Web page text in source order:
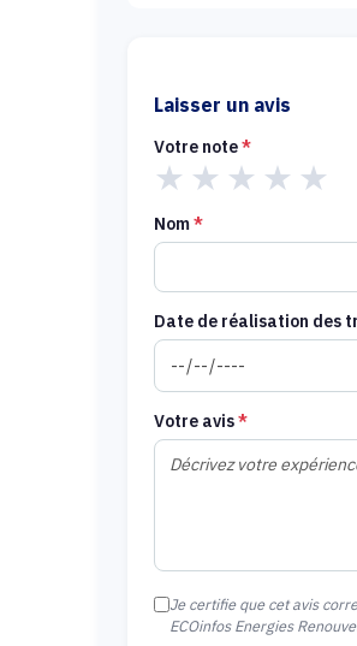
Laisser un avis
Votre note*
★ ★ ★ ★ ★
Nom*
Date de réalisation des
Votre avis*
Je certifie que cet avis
ECOinfos Energies